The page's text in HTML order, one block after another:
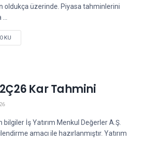
oldukça üzerinde. Piyasa tahminlerini
2Ç26 Kar Tahmini
bilgiler İş Yatırım Menkul Değerler A.Ş.
amacı ile hazırlanmıştır. Yatırım